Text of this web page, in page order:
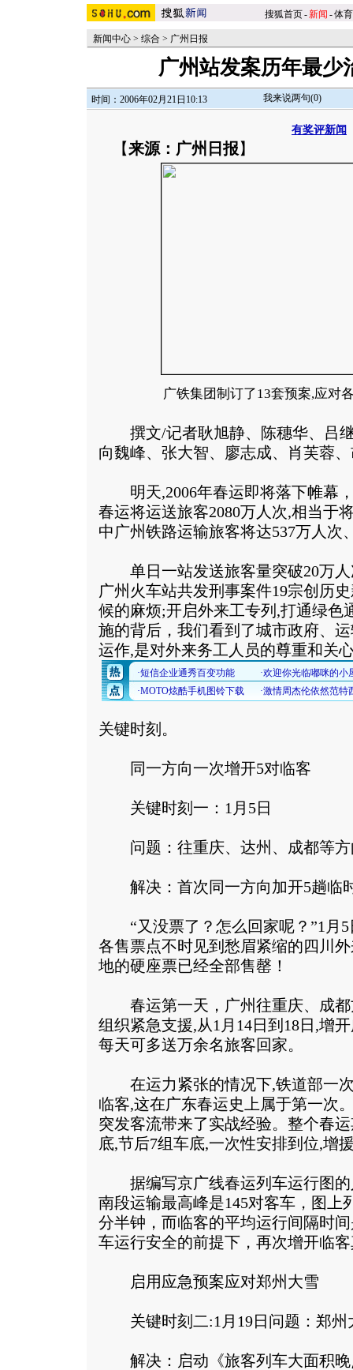
搜狐首页-新闻 -体育
新闻中心 > 综合 > 广州日报
广州站发案历年最少
时间：2006年02月21日10:13 我来说两句(0)
有奖评新闻
【来源：广州日报 】
广铁集团制订了13套预案,应对
撰文/记者耿旭静、陈穗华、吕继
向魏峰、张大智、廖志成、肖芙蓉
明天,2006年春运即将落下帷幕，
春运将运送旅客2080万人次,相当于
中广州铁路运输旅客将达537万人次
单日一站发送旅客量突破20万人
广州火车站共发刑事案件19宗创历
候的麻烦;开启外来工专列,打通绿
施的背后，我们看到了城市政府、
运作,是对外来务工人员的尊重和关
关键时刻。
同一方向一次增开5对临客
关键时刻一：1月5日
问题：往重庆、达州、成都等方
解决：首次同一方向加开5趟临
“又没票了？怎么回家呢？”1月5
各售票点不时见到愁眉紧缩的四川
地的硬座票已经全部售罄！
春运第一天，广州往重庆、成都
组织紧急支援,从1月14日到18日,增
每天可多送万余名旅客回家。
在运力紧张的情况下,铁道部一次
临客,这在广东春运史上属于第一次
突发客流带来了实战经验。整个春
底,节后7组车底,一次性安排到位,增
据编写京广线春运列车运行图的
南段运输最高峰是145对客车，图上
分半钟，而临客的平均运行间隔时
车运行安全的前提下，再次增开临
启用应急预案应对郑州大雪
关键时刻二:1月19日问题：郑州
解决：启动《旅客列车大面积晚